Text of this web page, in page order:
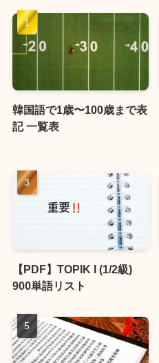
韓国語で1歳〜100歳まで表
記 一覧表
【PDF】TOPIK I (1/2級)
900単語リスト